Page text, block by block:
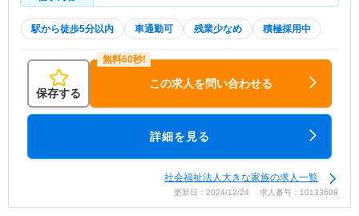
駅から徒歩5分以内 車通勤可 残業少なめ 積極採用中
保存する
この求人を問い合わせる
詳細を見る
社会福祉法人大きな家族の求人一覧
更新日：2024/12/24 求人番号：10133698